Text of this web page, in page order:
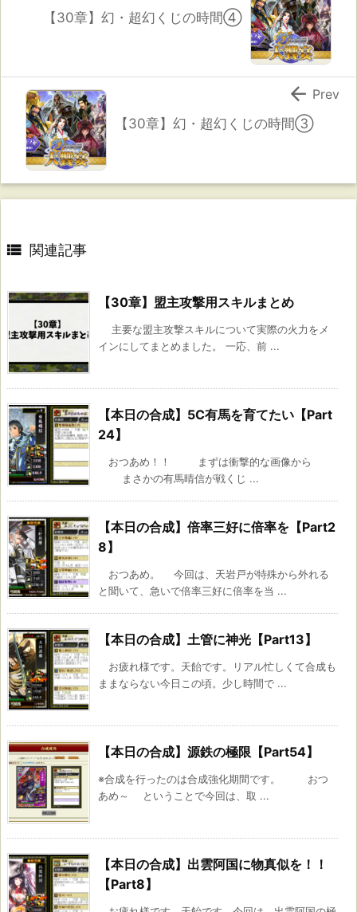
【30章】幻・超幻くじの時間④
【30章】幻・超幻くじの時間③
 Prev
 関連記事
【30章】盟主攻撃用スキルまとめ
主要な盟主攻撃スキルについて実際の火力をメ
インにしてまとめました。 一応、前 ...
【本日の合成】5C有馬を育てたい【Part
24】
おつあめ！！ まずは衝撃的な画像から
まさかの有馬晴信が戦くじ ...
【本日の合成】倍率三好に倍率を【Part2
8】
おつあめ。 今回は、天岩戸が特殊から外れる
と聞いて、急いで倍率三好に倍率を当 ...
【本日の合成】土管に神光【Part13】
お疲れ様です。天飴です。リアル忙しくて合成も
ままならない今日この頃。少し時間で ...
【本日の合成】源鉄の極限【Part54】
※合成を行ったのは合成強化期間です。 おつ
あめ～ ということで今回は、取 ...
【本日の合成】出雲阿国に物真似を！！
【Part8】